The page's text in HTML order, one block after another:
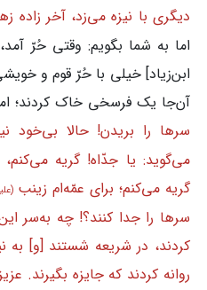
دیگری با نیزه می‌زد، آخر زاده
اما به شما بگویم: وقتی حُرّ
ابن‌زیاد] خیلی با حُرّ قوم و
آن‌جا یک فرسخی خاک کردند؛
سرها را بریدن! حالا بی‌خود
می‌گوید: یا جدّاه! گریه
گریه می‌کنم؛ برای عمّه‌ام زینب
سرها را جدا کنند؟! چه به‌سر
کردند، در شریعه شستند [و] به
روانه کردند که جایزه بگیرند.